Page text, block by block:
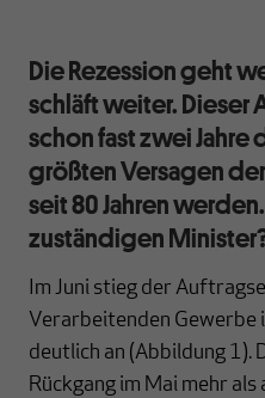
Die Rezession geht
schläft weiter. Dieser
schon fast zwei Jahre
größten Versagen
seit 80 Jahren
zuständigen
Im Juni stieg der
Verarbeitenden Gewerbe
deutlich an (Abbildung 1).
Rückgang im Mai mehr als